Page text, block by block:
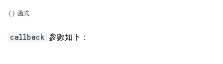
函式
callback 參數如下：